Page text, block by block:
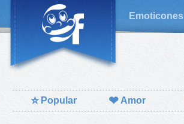
Emoticones
⭐ Popular ❤ Amor